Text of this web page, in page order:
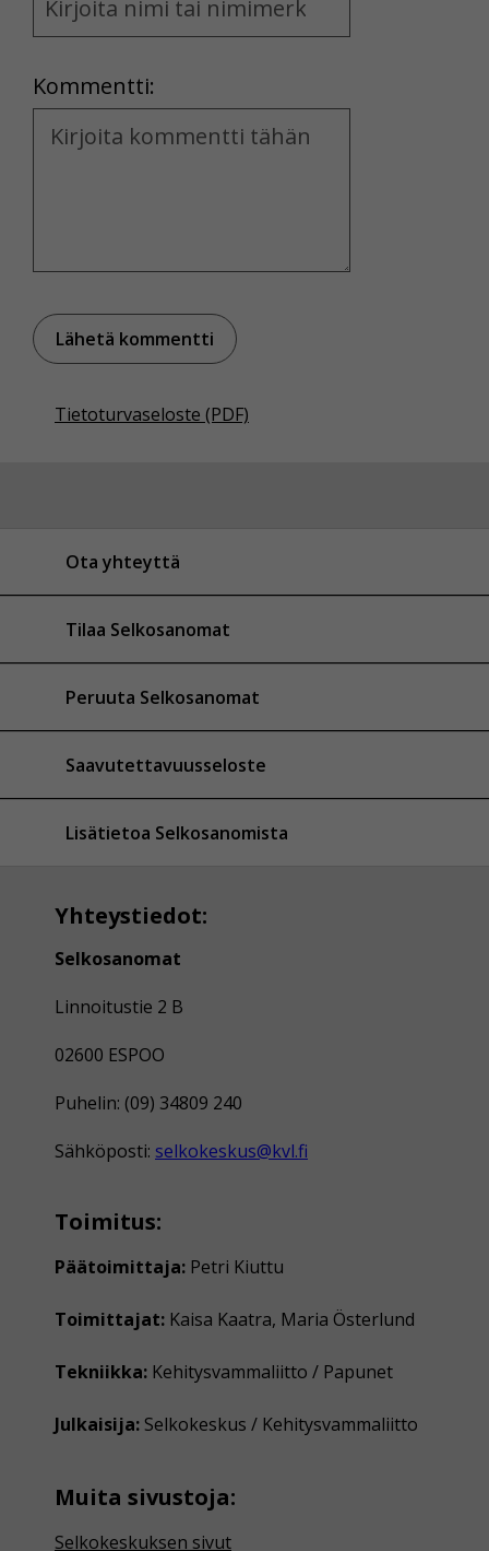
and
Kommentti:
Kommentti
Tietoturvaseloste (PDF)
Ota yhteyttä
Tilaa Selkosanomat
Peruuta Selkosanomat
Saavutettavuusseloste
Lisätietoa Selkosanomista
Yhteystiedot:
Selkosanomat
Linnoitustie 2 B
02600 ESPOO
Puhelin: (09) 34809 240
Sähköposti: selkokeskus@kvl.fi
Toimitus:
Päätoimittaja: Petri Kiuttu
Toimittajat: Kaisa Kaatra, Maria Österlund
Tekniikka: Kehitysvammaliitto / Papunet
Julkaisija: Selkokeskus / Kehitysvammaliitto
Muita sivustoja:
Selkokeskuksen sivut